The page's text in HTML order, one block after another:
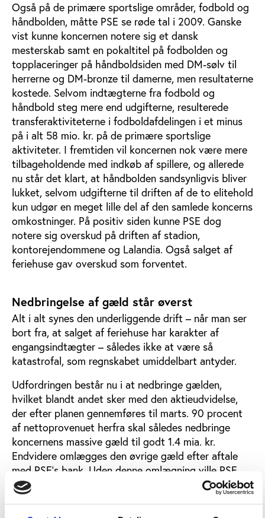
Også på de primære sportslige områder, fodbold og
håndbolden, måtte PSE se røde tal i 2009. Ganske
vist kunne koncernen notere sig et dansk
mesterskab samt en pokaltitel på fodbolden og
topplaceringer på håndboldsiden med DM-sølv til
herrerne og DM-bronze til damerne, men resultaterne
kostede. Selvom indtægterne fra fodbold og
håndbold steg mere end udgifterne, resulterede
transferaktiviteterne i fodboldafdelingen i et minus
på i alt 58 mio. kr. på de primære sportslige
aktiviteter. I fremtiden vil koncernen nok være mere
tilbageholdende med indkøb af spillere, og allerede
nu står det klart, at håndbolden sandsynligvis bliver
lukket, selvom udgifterne til driften af de to elitehold
kun udgør en meget lille del af den samlede koncerns
omkostninger. På positiv siden kunne PSE dog
notere sig overskud på driften af stadion,
kontorejendommene og Lalandia. Også salget af
feriehuse gav overskud som forventet.
Nedbringelse af gæld står øverst
Alt i alt synes den underliggende drift – når man ser
bort fra, at salget af feriehuse har karakter af
engangsindtægter – således ikke at være så
katastrofal, som regnskabet umiddelbart antyder.
Udfordringen består nu i at nedbringe gælden,
hvilket blandt andet sker med den aktieudvidelse,
der efter planen gennemføres til marts. 90 procent
af nettoprovenuet herfra skal således nedbringe
koncernens massive gæld til godt 1.4 mia. kr.
Endvidere omlægges den øvrige gæld efter aftale
med PSE’s bank. Uden denne omlægning ville PSE
ikke overleve krisen. Faren er da heller ikke drevet
over endnu, og de kommende år vil vise om